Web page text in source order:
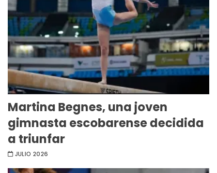
Martina Begnes, una joven
gimnasta escobarense decidida
a triunfar
JULIO 2026